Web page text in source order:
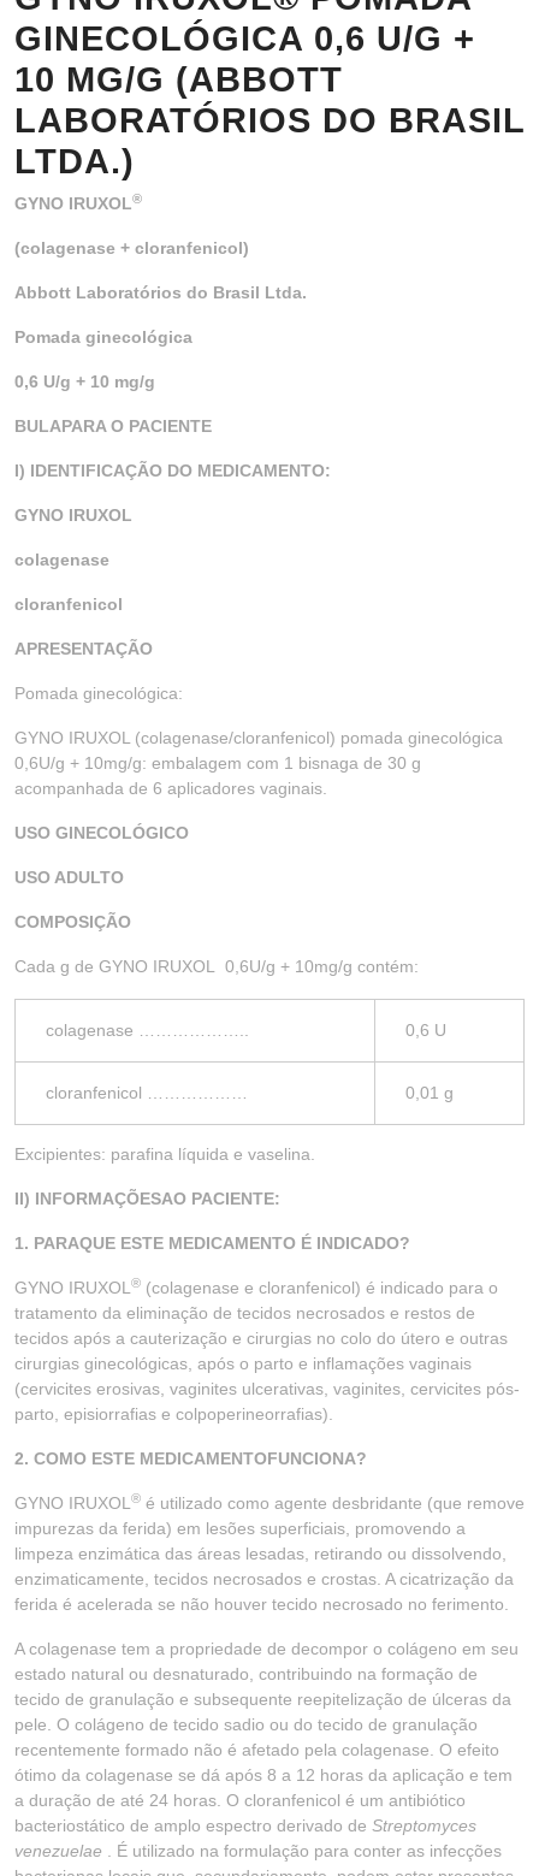
GINECOLÓGICA 0,6 U/G +
10 MG/G (ABBOTT
LABORATÓRIOS DO BRASIL
LTDA.)
GYNO IRUXOL®
(colagenase + cloranfenicol)
Abbott Laboratórios do Brasil Ltda.
Pomada ginecológica
0,6 U/g + 10 mg/g
BULAPARA O PACIENTE
I) IDENTIFICAÇÃO DO MEDICAMENTO:
GYNO IRUXOL
colagenase
cloranfenicol
APRESENTAÇÃO
Pomada ginecológica:
GYNO IRUXOL (colagenase/cloranfenicol) pomada ginecológica
0,6U/g + 10mg/g: embalagem com 1 bisnaga de 30 g
acompanhada de 6 aplicadores vaginais.
USO GINECOLÓGICO
USO ADULTO
COMPOSIÇÃO
Cada g de GYNO IRUXOL 0,6U/g + 10mg/g contém:
colagenase ……………….. 0,6 U
cloranfenicol ……………… 0,01 g
Excipientes: parafina líquida e vaselina.
II) INFORMAÇÕESAO PACIENTE:
1. PARAQUE ESTE MEDICAMENTO É INDICADO?
GYNO IRUXOL ® (colagenase e cloranfenicol) é indicado para o
tratamento da eliminação de tecidos necrosados e restos de
tecidos após a cauterização e cirurgias no colo do útero e outras
cirurgias ginecológicas, após o parto e inflamações vaginais
(cervicites erosivas, vaginites ulcerativas, vaginites, cervicites pós-
parto, episiorrafias e colpoperineorrafias).
2. COMO ESTE MEDICAMENTOFUNCIONA?
GYNO IRUXOL ® é utilizado como agente desbridante (que remove
impurezas da ferida) em lesões superficiais, promovendo a
limpeza enzimática das áreas lesadas, retirando ou dissolvendo,
enzimaticamente, tecidos necrosados e crostas. A cicatrização da
ferida é acelerada se não houver tecido necrosado no ferimento.
A colagenase tem a propriedade de decompor o colágeno em seu
estado natural ou desnaturado, contribuindo na formação de
tecido de granulação e subsequente reepitelização de úlceras da
pele. O colágeno de tecido sadio ou do tecido de granulação
recentemente formado não é afetado pela colagenase. O efeito
ótimo da colagenase se dá após 8 a 12 horas da aplicação e tem
a duração de até 24 horas. O cloranfenicol é um antibiótico
bacteriostático de amplo espectro derivado de Streptomyces
venezuelae . É utilizado na formulação para conter as infecções